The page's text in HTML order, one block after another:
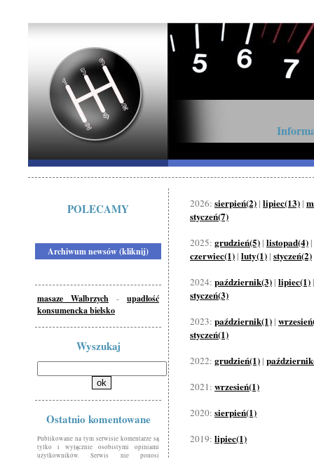
POLECAMY
Archiwum newsów (kliknij)
masaze Walbrzych - upadłość
konsumencka bielsko
Wyszukaj
Ostatnio komentowane
Publikowane na tym serwisie komentarze są
tylko i wyłącznie osobistymi opiniami
użytkowników. Serwis nie ponosi
2026: sierpień(2) | lipiec(13) |
styczeń(7)
2025: grudzień(5) | listopad(4) |
czerwiec(1) | luty(1) | styczeń(2)
2024: październik(3) | lipiec(1)
styczeń(3)
2023: październik(1) |
styczeń(1)
2022: grudzień(1) |
2021: wrzesień(1)
2020: sierpień(1)
2019: lipiec(1)